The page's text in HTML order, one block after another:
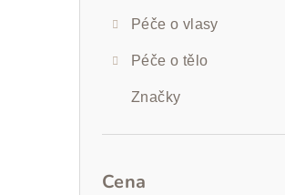
Péče o vlasy
Péče o tělo
Značky
Cena